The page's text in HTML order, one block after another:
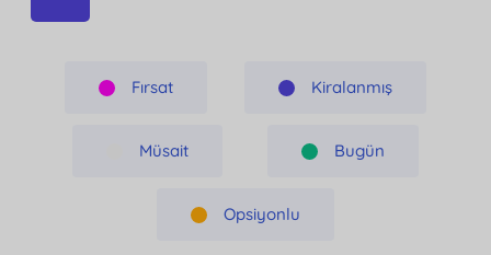
Fırsat Kiralanmış
Müsait Bugün
Opsiyonlu